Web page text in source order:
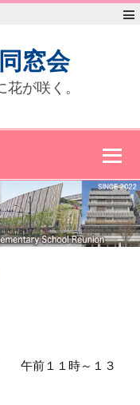
窓会
が咲く。
午前１１時～１３